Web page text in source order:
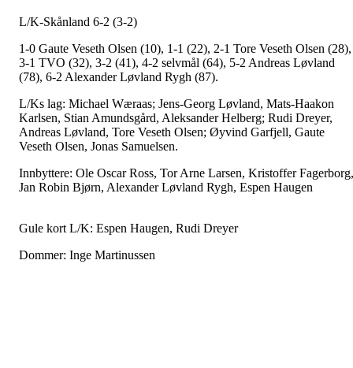
L/K-Skånland 6-2 (3-2)
1-0 Gaute Veseth Olsen (10), 1-1 (22), 2-1 Tore Veseth Olsen (28),
3-1 TVO (32), 3-2 (41), 4-2 selvmål (64), 5-2 Andreas Løvland
(78), 6-2 Alexander Løvland Rygh (87).
L/Ks lag: Michael Wæraas; Jens-Georg Løvland, Mats-Haakon
Karlsen, Stian Amundsgård, Aleksander Helberg; Rudi Dreyer,
Andreas Løvland, Tore Veseth Olsen; Øyvind Garfjell, Gaute
Veseth Olsen, Jonas Samuelsen.
Innbyttere: Ole Oscar Ross, Tor Arne Larsen, Kristoffer Fagerborg,
Jan Robin Bjørn, Alexander Løvland Rygh, Espen Haugen
Gule kort L/K: Espen Haugen, Rudi Dreyer
Dommer: Inge Martinussen